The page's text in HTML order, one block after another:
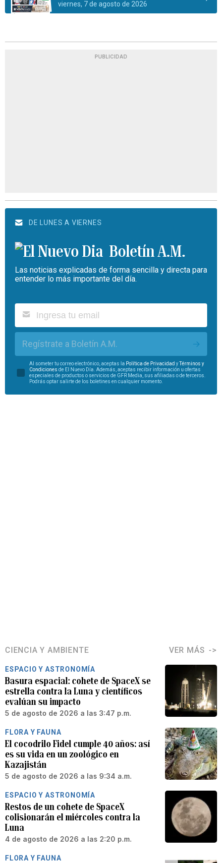
viernes, 7 de agosto de 2026
PUBLICIDAD
DE LUNES A VIERNES
Boletín A.M.
Las noticias explicadas de forma sencilla y directa para
entender lo más importante del día.
Regístrate a Boletín A.M.
Al someter tu correo electrónico, aceptas la Política de Privacidad yTérminos y
Condiciones de El Nuevo Día. Además, aceptas recibir información u ofertas
especiales de productos o servicios de GFR Media, sus afiliadas o de terceros.
Podrás optar salirte de los boletines en cualquier momento.
CIENCIA Y AMBIENTE VER MÁS
ESPACIO Y ASTRONOMÍA
Basura espacial: cohete de SpaceX se
estrella contra la Luna y científicos
evalúan su impacto
5 de agosto de 2026 a las 3:47 p.m.
FLORA Y FAUNA
El cocodrilo Fidel cumple 40 años: así
es su vida en un zoológico en
Kazajistán
5 de agosto de 2026 a las 9:34 a.m.
ESPACIO Y ASTRONOMÍA
Restos de un cohete de SpaceX
colisionarán el miércoles contra la
Luna
4 de agosto de 2026 a las 2:20 p.m.
FLORA Y FAUNA